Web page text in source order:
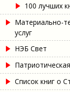
100 лучших
Материально-
услуг
НЭБ Свет
Список книг о